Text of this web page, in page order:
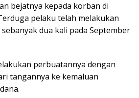
bejatnya kepada korban di
pelaku telah melakukan
dua kali pada September
perbuatannya dengan
tangannya ke kemaluan